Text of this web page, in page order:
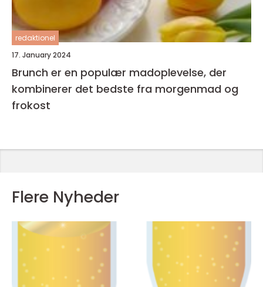
redaktionel
17. January 2024
Brunch er en populær madoplevelse, der
kombinerer det bedste fra morgenmad og
frokost
Flere Nyheder